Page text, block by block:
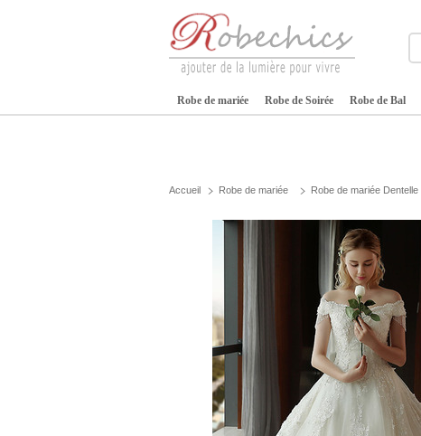
Robe de mariée Robe de Soirée Robe de Bal
Accueil Robe de mariée Robe de mariée Dentelle